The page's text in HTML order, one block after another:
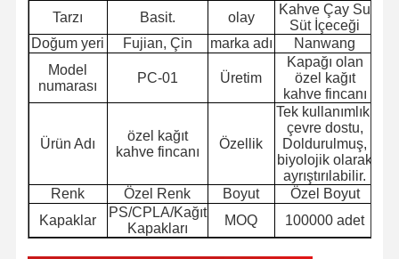
Tarzı Basit. olay
Kahve Çay Su
Süt İçeceği
Doğum yeri
Fujian, Çin marka adı
Nanwang
Model
numarası
PC-01 Üretim
Kapağı olan
özel kağıt
kahve fincanı
Ürün Adı
özel kağıt
kahve fincanı
Özellik
Tek kullanımlık,
çevre dostu,
Doldurulmuş,
biyolojik olarak
ayrıştırılabilir.
Renk
Özel Renk Boyut
Özel Boyut
Kapaklar
PS/CPLA/Kağıt
Kapakları
MOQ 100000 adet